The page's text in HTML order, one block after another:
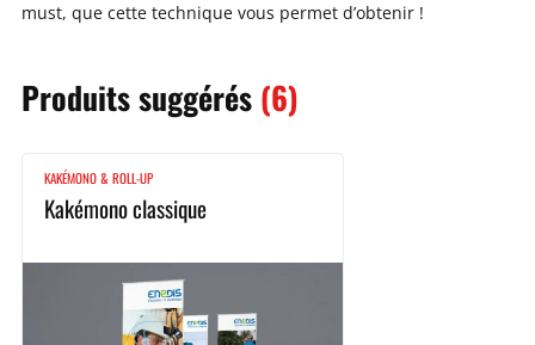
must, que cette technique vous permet d’obtenir !
Produitssuggérés(6)
KAKÉMONO & ROLL-UP
Kakémono classique